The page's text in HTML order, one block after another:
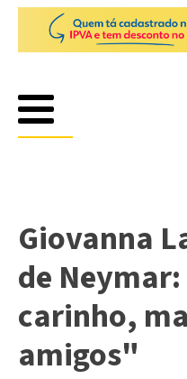
Giovanna
de
carinho,
amigos"